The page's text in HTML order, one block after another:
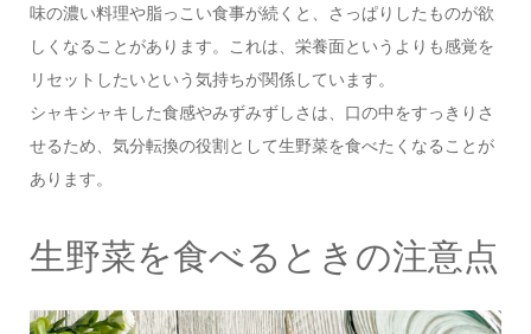
味の濃い料理や脂っこい食事が続くと、さっぱりしたものが欲
しくなることがあります。これは、栄養面というよりも感覚を
リセットしたいという気持ちが関係しています。
シャキシャキした食感やみずみずしさは、口の中をすっきりさ
せるため、気分転換の役割として生野菜を食べたくなることが
あります。
生野菜を食べるときの注意点